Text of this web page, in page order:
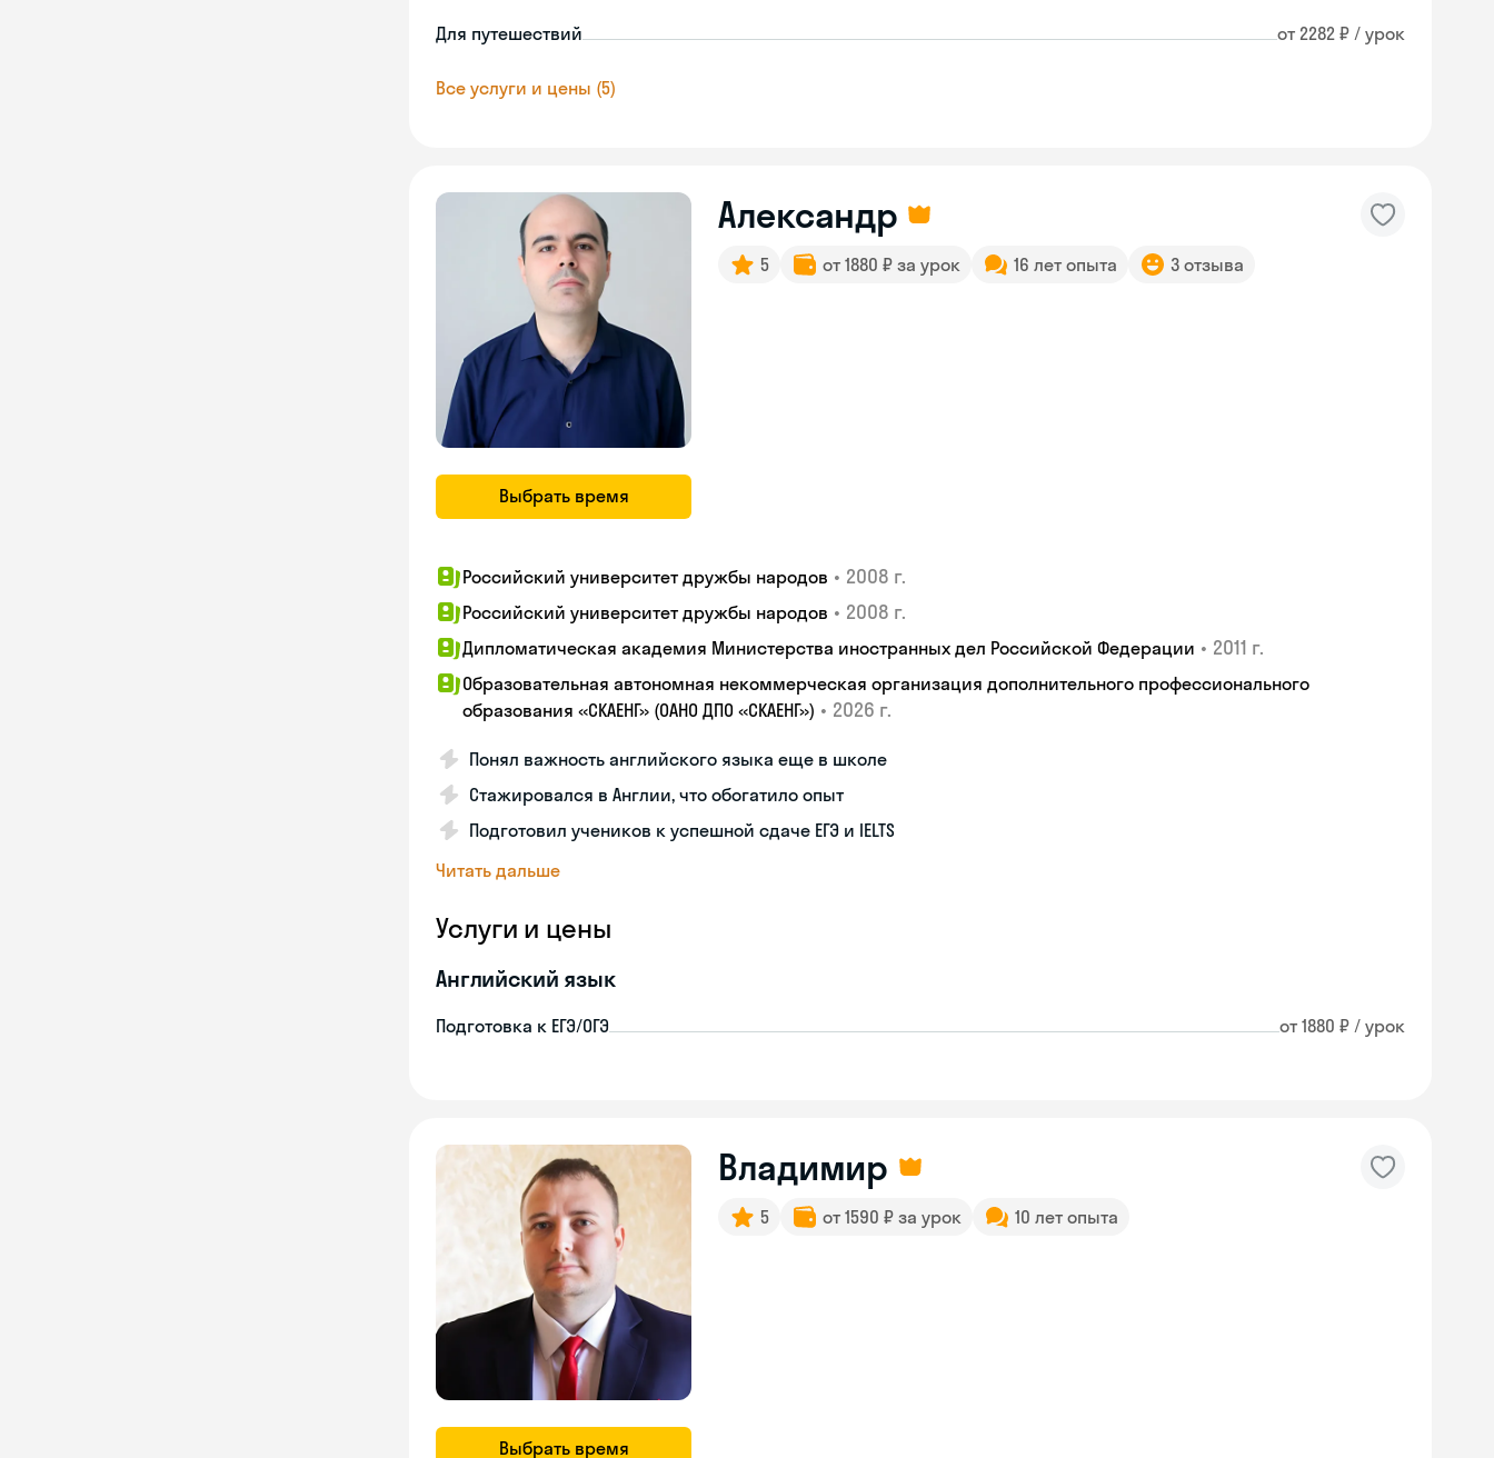
Для путешествий от 2282 ₽ / урок
Все услуги и цены (5)
Выбрать время
Александр
5 от 1880 ₽ за урок 16 лет опыта 3 отзыва
Российский университет дружбы народов • 2008 г.
Российский университет дружбы народов • 2008 г.
Дипломатическая академия Министерства иностранных дел Российской Федерации • 2011 г.
Образовательная автономная некоммерческая организация дополнительного профессионального
образования «СКАЕНГ» (ОАНО ДПО «СКАЕНГ») • 2026 г.
Понял важность английского языка еще в школе
Стажировался в Англии, что обогатило опыт
Подготовил учеников к успешной сдаче ЕГЭ и IELTS
Читать дальше
Услуги и цены
Английский язык
Подготовка к ЕГЭ/ОГЭ от 1880 ₽ / урок
Выбрать время
Владимир
5 от 1590 ₽ за урок 10 лет опыта